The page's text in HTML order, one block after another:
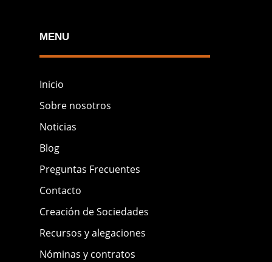
MENU
Inicio
Sobre nosotros
Noticias
Blog
Preguntas Frecuentes
Contacto
Creación de Sociedades
Recursos y alegaciones
Nóminas y contratos